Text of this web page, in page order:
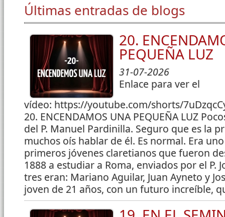
Últimas entradas de blogs
20.
PEQUEÑA LUZ
31-07-2026
Enlace para ver el
vídeo: https://youtube.com/shorts/
20. ENCENDAMOS UNA PEQUEÑA LUZ
del P. Manuel Pardinilla. Seguro que es la
muchos oís hablar de él. Es normal. Era
primeros jóvenes claretianos que fueron
1888 a estudiar a Roma, enviados por el P.
tres eran: Mariano Aguilar, Juan Ayneto y
joven de 21 años, con un futuro increíble,